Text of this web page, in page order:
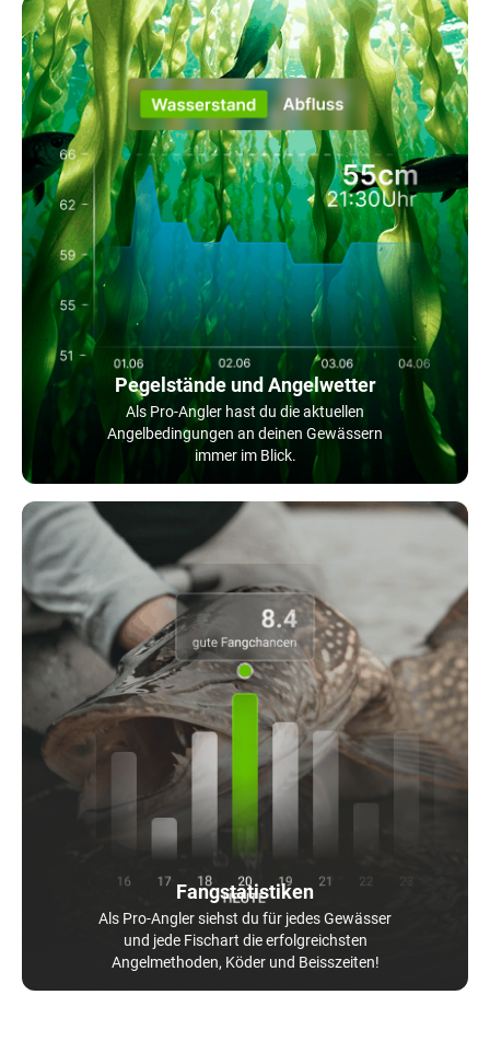
Pegelstände und Angelwetter
Als Pro-Angler hast du die aktuellen
Angelbedingungen an deinen Gewässern
immer im Blick.
Fangstatistiken
Als Pro-Angler siehst du für jedes Gewässer
und jede Fischart die erfolgreichsten
Angelmethoden, Köder und Beisszeiten!